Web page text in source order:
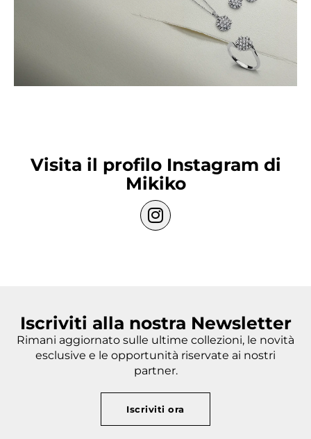
Visita il profilo Instagram di
Mikiko
Iscriviti alla nostra Newsletter
Rimani aggiornato sulle ultime collezioni, le novità
esclusive e le opportunità riservate ai nostri
partner.
Iscriviti ora